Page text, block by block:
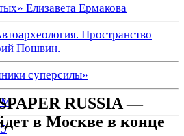
Елизавета Ермакова
Пространство
Пошвин.
суперсилы»
RUSSIA —
в Москве в конце